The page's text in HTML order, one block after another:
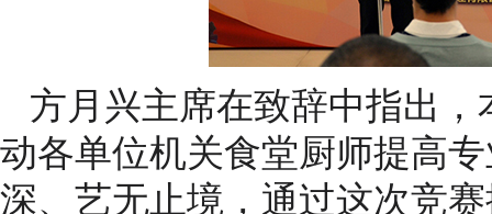
方月兴主席在致辞中指出，
动各单位机关食堂厨师提高
深、艺无止境，通过这次竞